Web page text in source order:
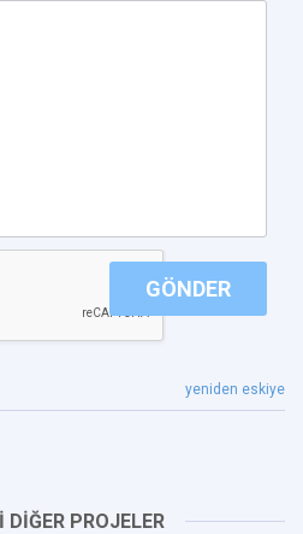
GÖNDER
yeniden eskiye
DİĞER PROJELER